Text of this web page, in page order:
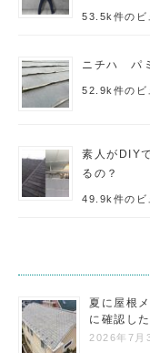
53.5k件のビ
ニチハ パ
52.9k件のビ
素人がDIY
るの？
49.9k件のビ
夏に屋根
に確認し
2026年7月